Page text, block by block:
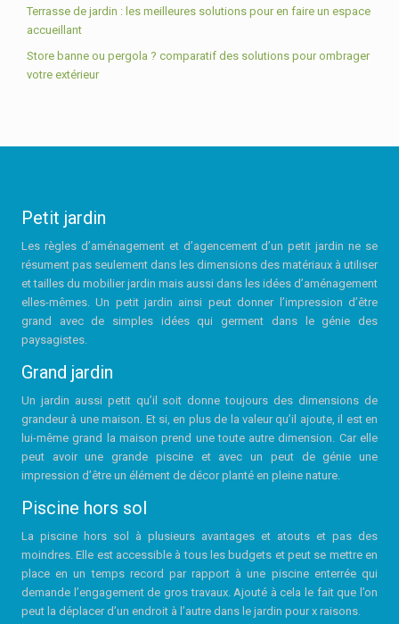
Terrasse de jardin : les meilleures solutions pour en faire un espace
accueillant
Store banne ou pergola ? comparatif des solutions pour ombrager
votre extérieur
Petit jardin
Les règles d’aménagement et d’agencement d’un petit jardin ne se
résument pas seulement dans les dimensions des matériaux à utiliser
et tailles du mobilier jardin mais aussi dans les idées d’aménagement
elles-mêmes. Un petit jardin ainsi peut donner l’impression d’être
grand avec de simples idées qui germent dans le génie des
paysagistes.
Grand jardin
Un jardin aussi petit qu’il soit donne toujours des dimensions de
grandeur à une maison. Et si, en plus de la valeur qu’il ajoute, il est en
lui-même grand la maison prend une toute autre dimension. Car elle
peut avoir une grande piscine et avec un peut de génie une
impression d’être un élément de décor planté en pleine nature.
Piscine hors sol
La piscine hors sol à plusieurs avantages et atouts et pas des
moindres. Elle est accessible à tous les budgets et peut se mettre en
place en un temps record par rapport à une piscine enterrée qui
demande l’engagement de gros travaux. Ajouté à cela le fait que l’on
peut la déplacer d’un endroit à l’autre dans le jardin pour x raisons.